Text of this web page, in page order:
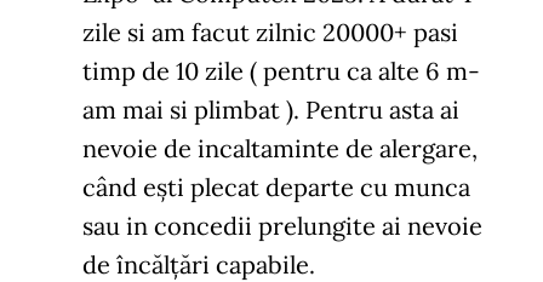
zile si am facut zilnic 20000+ pasi
timp de 10 zile ( pentru ca alte 6 m-
am mai si plimbat ). Pentru asta ai
nevoie de incaltaminte de alergare,
când ești plecat departe cu munca
sau in concedii prelungite ai nevoie
de încălțări capabile.